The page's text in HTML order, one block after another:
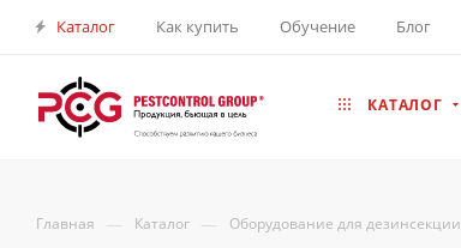
Каталог Как купить Обучение Блог
КАТАЛОГ
Главная — Каталог — Оборудование для дезинсекции